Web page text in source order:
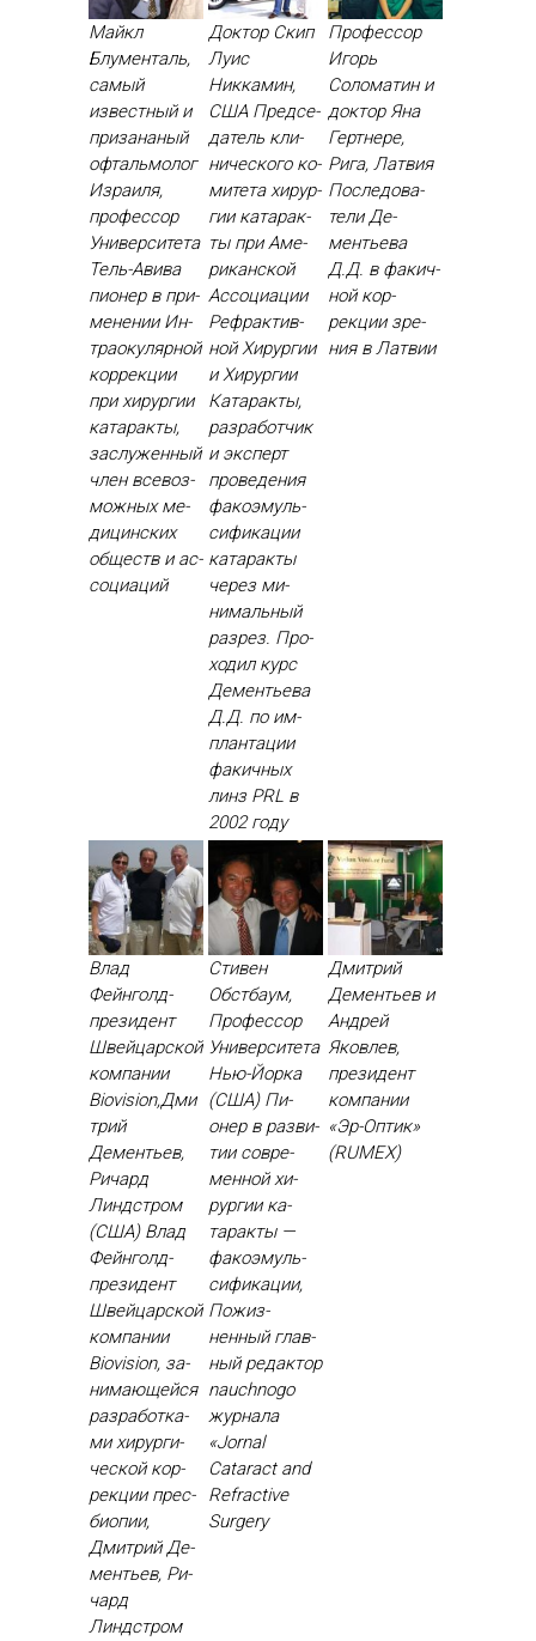
Майкл
Блументаль,
самый
известный и
призананый
офтальмолог
Израиля,
профессор
Университета
Тель-Авива
пи­онер в при­
мене­нии Ин­
тра­оку­ляр­ной
кор­рекции
при хи­рур­гии
ка­тарак­ты,
зас­лу­жен­ный
член все­воз­
можных ме­
дицин­ских
об­ществ и ас­
со­ци­аций
Доктор Скип
Луис
Никкамин,
США Пред­се­
датель кли­
ничес­ко­го ко­
мите­та хи­рур­
гии ка­тарак­
ты при Аме­
рикан­ской
Ас­со­ци­ации
Реф­рактив­
ной Хи­рур­гии
и Хи­рур­гии
Ка­тарак­ты,
раз­ра­бот­чик
и эк­сперт
про­веде­ния
фа­ко­эмуль­
си­фика­ции
ка­тарак­ты
че­рез ми­
нималь­ный
раз­рез. Про­
ходил курс
Де­менть­ева
Д.Д. по им­
план­та­ции
фа­кич­ных
линз PRL в
2002 го­ду
Профессор
Игорь
Соломатин и
доктор Яна
Гертнере,
Рига, Латвия
Пос­ле­дова­
тели Де­
менть­ева
Д.Д. в фа­кич­
ной кор­
рекции зре­
ния в Лат­вии
Влад
Фейнголд-
президент
Швейцарской
компании
Biovision,Дми
трий
Дементьев,
Ричард
Линдстром
(США) Влад
Фей­нголд-
пре­зидент
Швей­цар­ской
ком­па­нии
Biovision, за­
нима­ющей­ся
раз­ра­бот­ка­
ми хи­рур­ги­
чес­кой кор­
рекции прес­
би­опии,
Дмит­рий Де­
менть­ев, Ри­
чард
Линдстром
Стивен
Обстбаум,
Профессор
Университета
Нью-Йорка
(США) Пи­
онер в раз­ви­
тии сов­ре­
мен­ной хи­
рур­гии ка­
тарак­ты —
фа­ко­эмуль­
си­фика­ции,
По­жиз­
ненный глав­
ный ре­дак­тор
nauchnogo
жур­на­ла
«Jornal
Cataract and
Refractive
Surgery
Дмитрий
Дементьев и
Андрей
Яковлев,
президент
компании
«Эр-Оптик»
(RUMEX)